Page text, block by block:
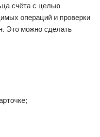
счёта с целью
операций и проверки
Это можно сделать